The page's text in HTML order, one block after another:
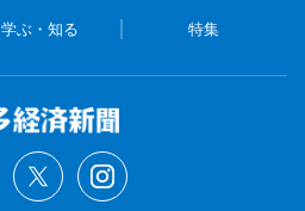
学ぶ・知る 特集